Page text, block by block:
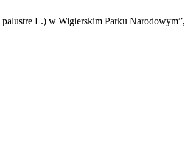
L.) w Wigierskim Parku Narodowym”,